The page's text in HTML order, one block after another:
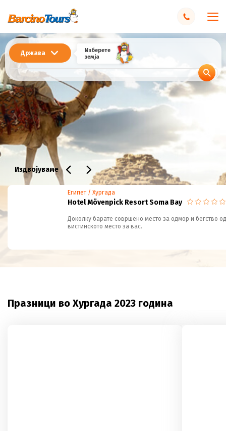
Држава
Изберете
земја
Издвојуваме
Египет / Хургада
Hotel Mövenpick Resort Soma Bay
Доколку барате совршено место за одмор и бегство
вистинското место за вас.
Празници во Хургада 2023 година